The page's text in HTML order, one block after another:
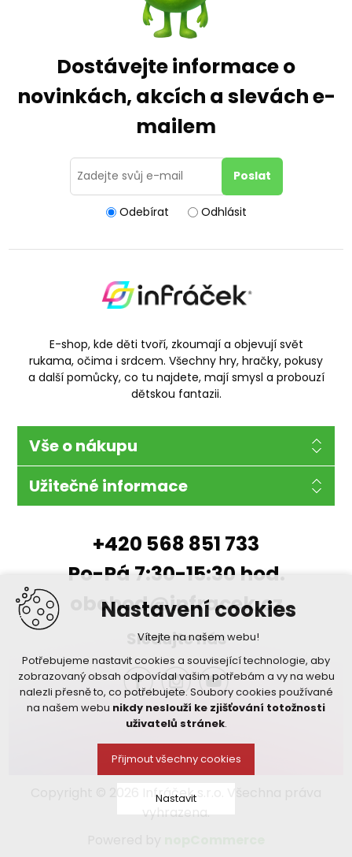
Nastavení cookies
Vítejte na našem webu!
Potřebujeme nastavit cookies a související technologie, aby
zobrazovaný obsah odpovídal vašim potřebám a vy na webu
nalezli přesně to, co potřebujete. Soubory cookies používané
na našem webu nikdy neslouží ke zjišťování totožnosti
uživatelů stránek.
Přijmout všechny cookies
Nastavit
Dostávejte informace o
novinkách, akcích a slevách e-
mailem
Odebírat Odhlásit
E-shop, kde děti tvoří, zkoumají a objevují svět
rukama, očima i srdcem. Všechny hry, hračky, pokusy
a další pomůcky, co tu najdete, mají smysl a probouzí
dětskou fantazii.
Vše o nákupu
Užitečné informace
+420 568 851 733
Po-Pá 7:30-15:30 hod.
obchod@infracek.cz
Sledujte nás
Copyright © 2026 Infráček s.r.o. Všechna práva
vyhrazena.